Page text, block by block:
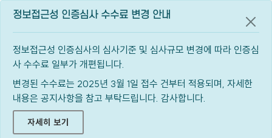
정보접근성 인증심사 수수료 변경 안내
정보접근성 인증심사의 심사기준 및 심사규모 변경에 따라 인증심
사 수수료 일부가 개편됩니다.
변경된 수수료는 2025년 3월 1일 접수 건부터 적용되며, 자세한
내용은 공지사항을 참고 부탁드립니다. 감사합니다.
자세히 보기
공지